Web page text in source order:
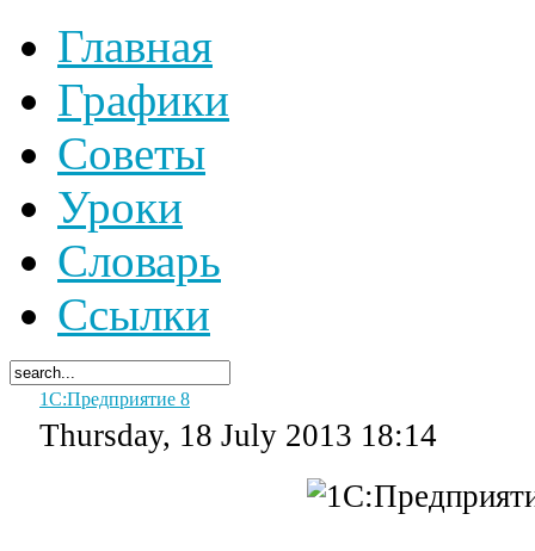
Главная
Графики
Советы
Уроки
Словарь
Ссылки
1С:Предприятие 8
Thursday, 18 July 2013 18:14